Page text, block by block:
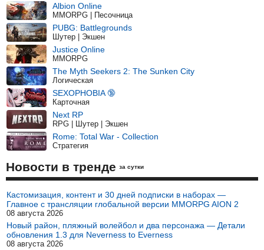
Albion Online
MMORPG | Песочница
PUBG: Battlegrounds
Шутер | Экшен
Justice Online
MMORPG
The Myth Seekers 2: The Sunken City
Логическая
SEXOPHOBIA 🔞
Карточная
Next RP
RPG | Шутер | Экшен
Rome: Total War - Collection
Стратегия
Новости в тренде за сутки
Кастомизация, контент и 30 дней подписки в наборах —
Главное с трансляции глобальной версии MMORPG AION 2
08 августа 2026
Новый район, пляжный волейбол и два персонажа — Детали
обновления 1.3 для Neverness to Everness
08 августа 2026